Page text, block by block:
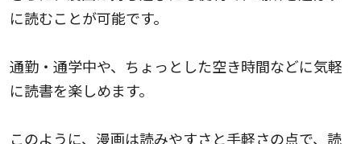
に読むことが可能です。
通勤・通学中や、ちょっとした空き時間などに気軽
に読書を楽しめます。
このように、漫画は読みやすさと手軽さの点で、読